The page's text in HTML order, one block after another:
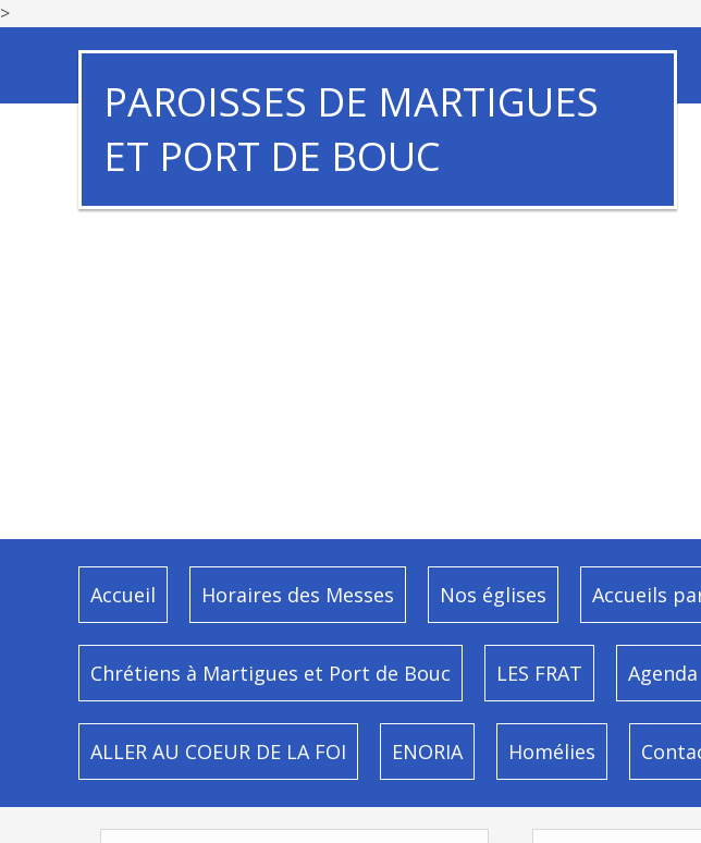
>
PAROISSES DE MARTIGUES
ET PORT DE BOUC
Accueil Horaires des Messes Nos églises Accueils
Chrétiens à Martigues et Port de Bouc LES FRAT
ALLER AU COEUR DE LA FOI ENORIA Homélies